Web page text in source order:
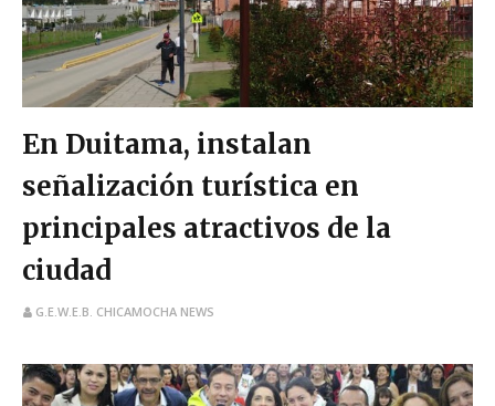
En Duitama, instalan
señalización turística en
principales atractivos de la
ciudad
G.E.W.E.B. CHICAMOCHA NEWS